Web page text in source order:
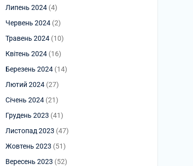
Липень 2024 (4)
Червень 2024 (2)
Травень 2024 (10)
Квітень 2024 (16)
Березень 2024 (14)
Лютий 2024 (27)
Січень 2024 (21)
Грудень 2023 (41)
Листопад 2023 (47)
Жовтень 2023 (51)
Вересень 2023 (52)